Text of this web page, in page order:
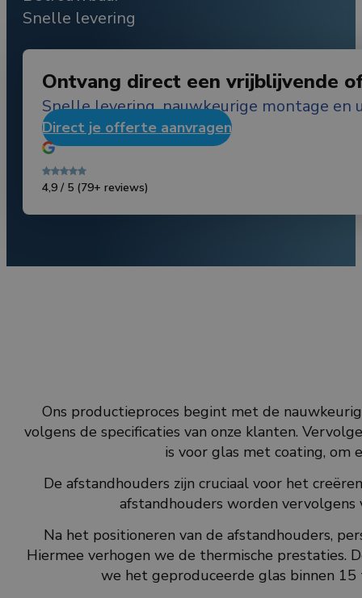
Snelle levering
Ontvang direct een vrijblijvende
Snelle levering, nauwkeurige montage en
Direct je offerte aanvragen
4,9 / 5 (79+ reviews)
Ons productieproces begint met de
volgens de specificaties van onze klanten.
is voor glas met coating, om
De afstandhouders zijn cruciaal voor het
afstandhouders worden
Na het positioneren van de afstandhouders,
Hiermee verhogen we de thermische prestaties.
we het geproduceerde glas binnen